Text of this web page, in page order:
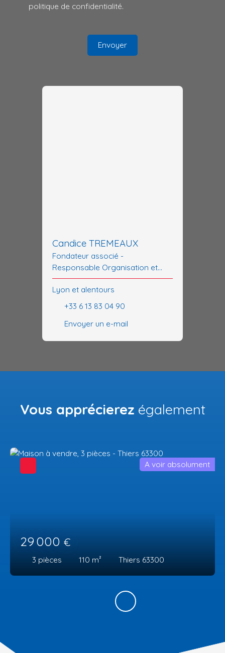
politique de confidentialité.
Envoyer
Candice TREMEAUX
Fondateur associé -
Responsable Organisation et
Coordination
Lyon et alentours
+33 6 13 83 04 90
Envoyer un e-mail
Vous apprécierez également
29 000 €
3 pièces 110 m² Thiers 63300
A voir absolument